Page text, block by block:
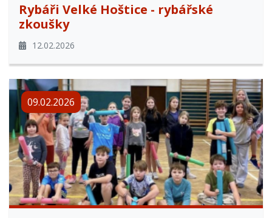
Rybáři Velké Hoštice - rybářské
zkoušky
12.02.2026
09.02.2026